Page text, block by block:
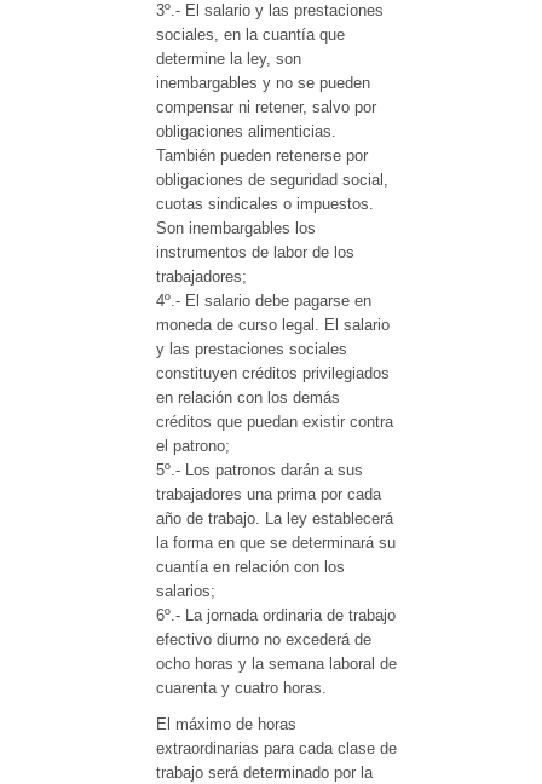
3º.- El salario y las prestaciones
sociales, en la cuantía que
determine la ley, son
inembargables y no se pueden
compensar ni retener, salvo por
obligaciones alimenticias.
También pueden retenerse por
obligaciones de seguridad social,
cuotas sindicales o impuestos.
Son inembargables los
instrumentos de labor de los
trabajadores;
4º.- El salario debe pagarse en
moneda de curso legal. El salario
y las prestaciones sociales
constituyen créditos privilegiados
en relación con los demás
créditos que puedan existir contra
el patrono;
5º.- Los patronos darán a sus
trabajadores una prima por cada
año de trabajo. La ley establecerá
la forma en que se determinará su
cuantía en relación con los
salarios;
6º.- La jornada ordinaria de trabajo
efectivo diurno no excederá de
ocho horas y la semana laboral de
cuarenta y cuatro horas.
El máximo de horas
extraordinarias para cada clase de
trabajo será determinado por la